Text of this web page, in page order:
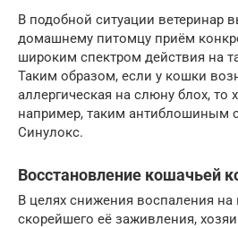
В подобной ситуации ветеринар
домашнему питомцу приём
широким спектром действия на
Таким образом, если у кошки
аллергическая на слюну блох, то
например, таким антиблошиным
Синулокс.
Восстановление кошачьей
В целях снижения воспаления
скорейшего её заживления,